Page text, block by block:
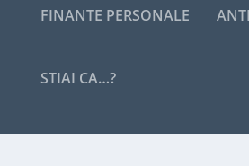
FINANTE PERSONALE
STIAI CA…?